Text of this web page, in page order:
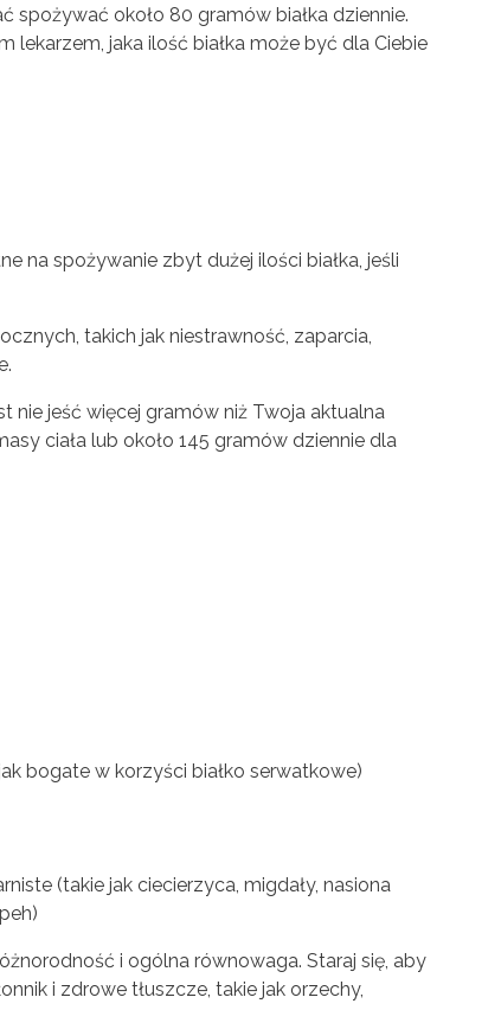
spożywać około 80 gramów białka dziennie.
lekarzem, jaka ilość białka może być dla Ciebie
na spożywanie zbyt dużej ilości białka, jeśli
takich jak niestrawność, zaparcia,
nie jeść więcej gramów niż Twoja aktualna
ciała lub około 145 gramów dziennie dla
bogate w korzyści białko serwatkowe)
(takie jak ciecierzyca, migdały, nasiona
i ogólna równowaga. Staraj się, aby
i zdrowe tłuszcze, takie jak orzechy,